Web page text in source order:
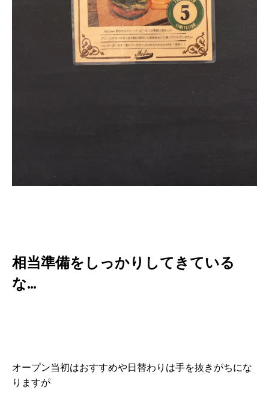
相当準備をしっかりしてきている
な...
オープン当初はおすすめや日替わりは手を抜きがちにな
りますが